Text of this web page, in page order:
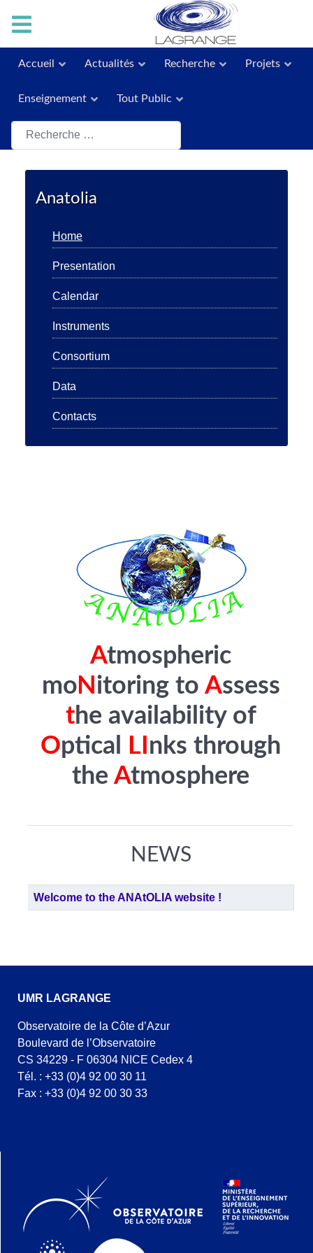
Accueil Actualités Recherche Projets
Enseignement Tout Public
Rechercher
Anatolia
Home
Presentation
Calendar
Instruments
Consortium
Data
Contacts
Atmospheric
moNitoring to Assess
the availability of
Optical LI nks through
the Atmosphere
NEWS
Articles
Titre
Welcome to the ANAtOLIA website !
UMR LAGRANGE
Observatoire de la Côte d’Azur
Boulevard de l’Observatoire
CS 34229 - F 06304 NICE Cedex 4
Tél. : +33 (0)4 92 00 30 11
Fax : +33 (0)4 92 00 30 33